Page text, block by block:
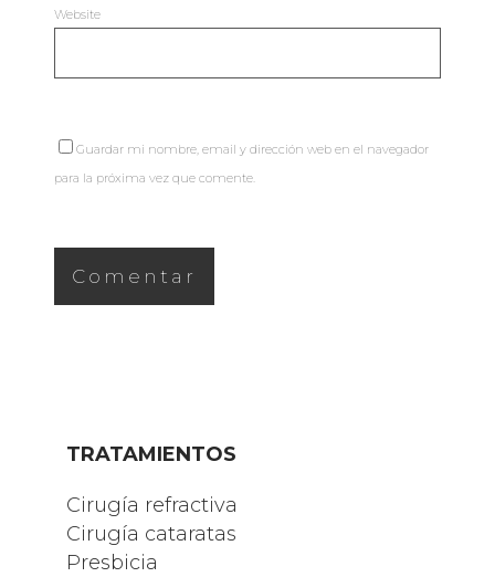
Website
Guardar mi nombre, email y dirección web en el navegador
para la próxima vez que comente.
TRATAMIENTOS
Cirugía refractiva
Cirugía cataratas
Presbicia